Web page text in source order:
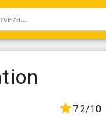
7.2/10